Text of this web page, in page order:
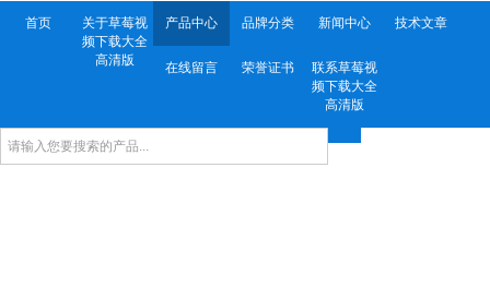
首页
关于草莓视
频下载大全
高清版
产品中心 品牌分类 新闻中心 技术文章
在线留言 荣誉证书
联系草莓视
频下载大全
高清版